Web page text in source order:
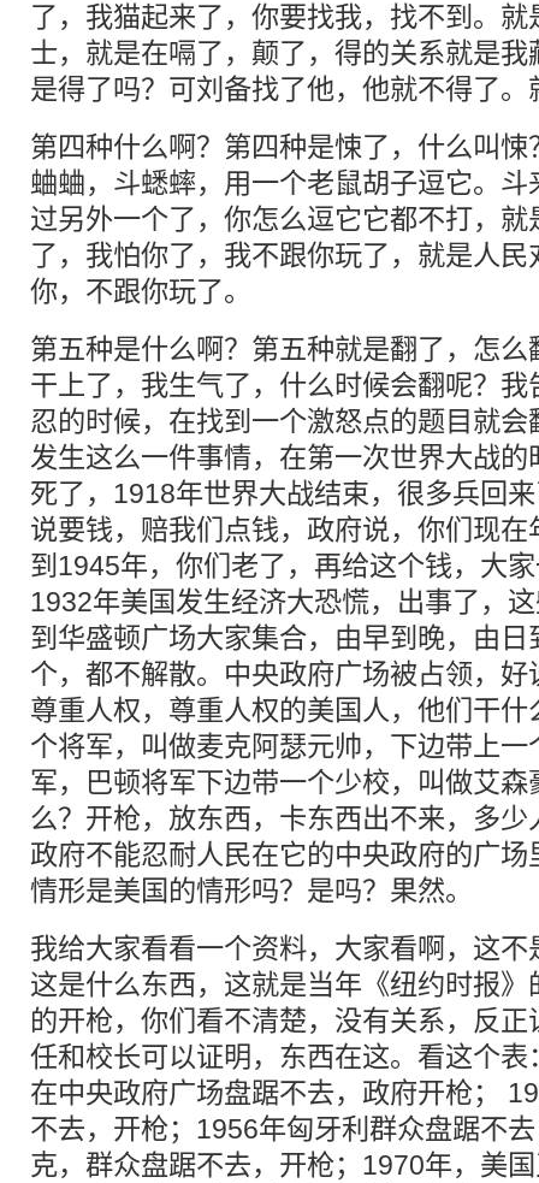
了，我猫起来了，你要找我，找不到。
士，就是在嗝了，颠了，得的关系就是
是得了吗？可刘备找了他，他就不得了
第四种什么啊？第四种是悚了，什么叫
蛐蛐，斗蟋蟀，用一个老鼠胡子逗它。
过另外一个了，你怎么逗它它都不打，
了，我怕你了，我不跟你玩了，就是人
你，不跟你玩了。
第五种是什么啊？第五种就是翻了，怎
干上了，我生气了，什么时候会翻呢？
忍的时候，在找到一个激怒点的题目就
发生这么一件事情，在第一次世界大战
死了，1918年世界大战结束，很多兵回
说要钱，赔我们点钱，政府说，你们现
到1945年，你们老了，再给这个钱，大
1932年美国发生经济大恐慌，出事了，
到华盛顿广场大家集合，由早到晚，由
个，都不解散。中央政府广场被占领，
尊重人权，尊重人权的美国人，他们干
个将军，叫做麦克阿瑟元帅，下边带上
军，巴顿将军下边带一个少校，叫做艾
么？开枪，放东西，卡东西出不来，多
政府不能忍耐人民在它的中央政府的广
情形是美国的情形吗？是吗？果然。
我给大家看看一个资料，大家看啊，这
这是什么东西，这就是当年《纽约时报
的开枪，你们看不清楚，没有关系，反
任和校长可以证明，东西在这。看这个
在中央政府广场盘踞不去，政府开枪；
不去，开枪；1956年匈牙利群众盘踞不
克，群众盘踞不去，开枪；1970年，美